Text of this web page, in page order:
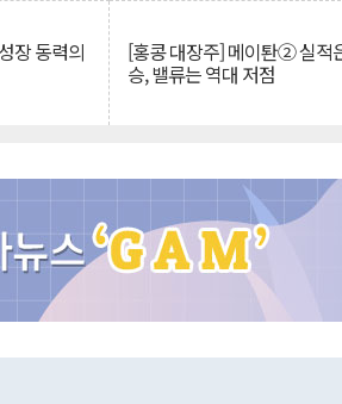
장 동력의 [홍콩 대장주] 메이퇀② 실적
승, 밸류는 역대 저점